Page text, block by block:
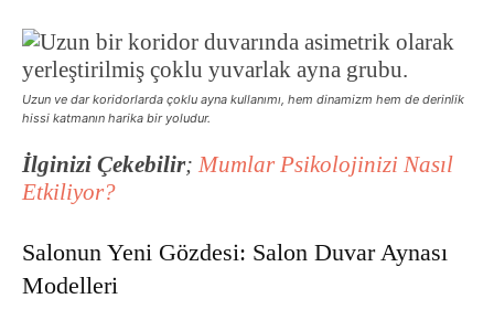
Uzun ve dar koridorlarda çoklu ayna kullanımı, hem dinamizm hem de derinlik
hissi katmanın harika bir yoludur.
İlginizi Çekebilir; Mumlar Psikolojinizi Nasıl
Etkiliyor?
Salonun Yeni Gözdesi: Salon Duvar Aynası
Modelleri